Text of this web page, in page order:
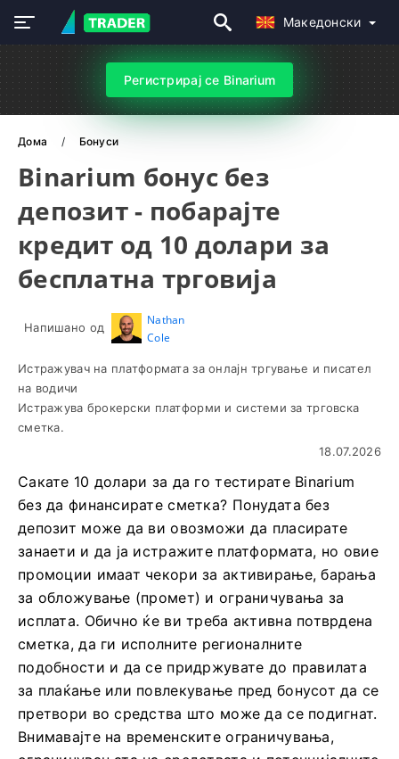
Македонски
Регистрирај се Binarium
Дома Бонуси
Binarium бонус без
депозит - побарајте
кредит од 10 долари за
бесплатна трговија
Напишано од
Nathan
Cole
Истражувач на платформата за онлајн тргување и писател
на водичи
Истражува брокерски платформи и системи за трговска
сметка.
18.07.2026
Сакате 10 долари за да го тестирате Binarium
без да финансирате сметка? Понудата без
депозит може да ви овозможи да пласирате
занаети и да ја истражите платформата, но овие
промоции имаат чекори за активирање, барања
за обложување (промет) и ограничувања за
исплата. Обично ќе ви треба активна потврдена
сметка, да ги исполните регионалните
подобности и да се придржувате до правилата
за плаќање или повлекување пред бонусот да се
претвори во средства што може да се подигнат.
Внимавајте на временските ограничувања,